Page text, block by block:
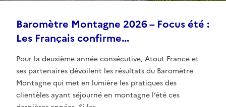
Baromètre Montagne 2026 – Focus été :
Les Français confirme...
Pour la deuxième année consécutive, Atout France et
ses partenaires dévoilent les résultats du Baromètre
Montagne qui met en lumière les pratiques des
clientèles ayant séjourné en montagne l’été ces